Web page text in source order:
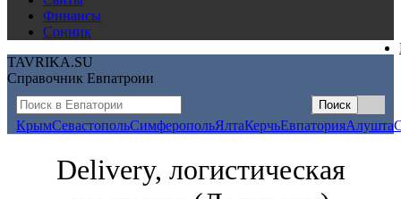
Финансы
Сонник
TAVRIKA.SU
Справочник Евпатроии
КрымСевастопольСимферопольЯлтаКерчьЕвпаторияАлушта
Delivery, логистическая